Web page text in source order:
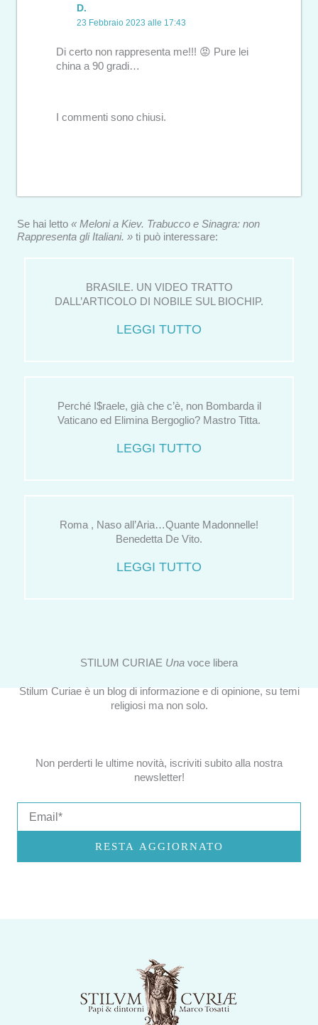
D.
23 Febbraio 2023 alle 17:43
Di certo non rappresenta me!!! 😡 Pure lei
china a 90 gradi…
I commenti sono chiusi.
Se hai letto « Meloni a Kiev. Trabucco e Sinagra: non
Rappresenta gli Italiani. » ti può interessare:
BRASILE. UN VIDEO TRATTO
DALL’ARTICOLO DI NOBILE SUL BIOCHIP.
LEGGI TUTTO
Perché I$raele, già che c’è, non Bombarda il
Vaticano ed Elimina Bergoglio? Mastro Titta.
LEGGI TUTTO
Roma , Naso all’Aria…Quante Madonnelle!
Benedetta De Vito.
LEGGI TUTTO
STILUM CURIAE Una voce libera
Stilum Curiae è un blog di informazione e di opinione, su temi
religiosi ma non solo.
Non perderti le ultime novità, iscriviti subito alla nostra
newsletter!
RESTA AGGIORNATO